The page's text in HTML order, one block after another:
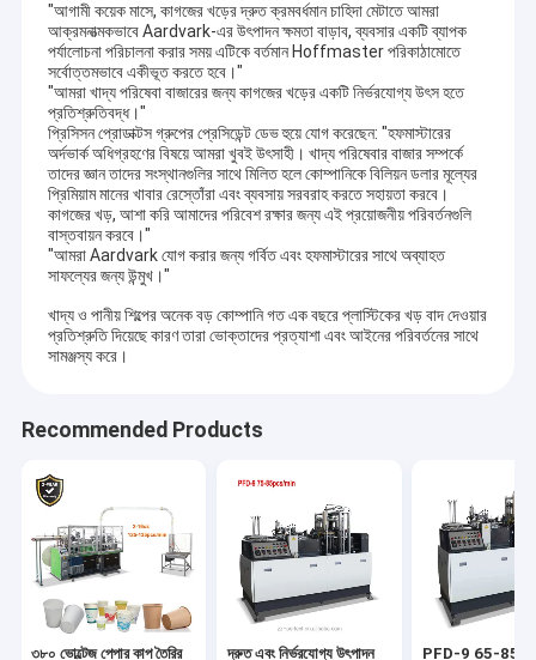
"আগামী কয়েক মাসে, কাগজের খড়ের দ্রুত ক্রমবর্ধমান চাহিদা মেটাতে আমরা
আক্রমনাত্মকভাবে Aardvark-এর উৎপাদন ক্ষমতা বাড়াব, ব্যবসার একটি ব্যাপক
পর্যালোচনা পরিচালনা করার সময় এটিকে বর্তমান Hoffmaster পরিকাঠামোতে
সর্বোত্তমভাবে একীভূত করতে হবে।"
"আমরা খাদ্য পরিষেবা বাজারের জন্য কাগজের খড়ের একটি নির্ভরযোগ্য উৎস হতে
প্রতিশ্রুতিবদ্ধ।"
প্রিসিসন প্রোডাক্টস গ্রুপের প্রেসিডেন্ট ডেভ হুয়ে যোগ করেছেন: "হফমাস্টারের
অর্দভার্ক অধিগ্রহণের বিষয়ে আমরা খুবই উৎসাহী। খাদ্য পরিষেবার বাজার সম্পর্কে
তাদের জ্ঞান তাদের সংস্থানগুলির সাথে মিলিত হলে কোম্পানিকে বিলিয়ন ডলার মূল্যের
প্রিমিয়াম মানের খাবার রেস্তোঁরা এবং ব্যবসায় সরবরাহ করতে সহায়তা করবে।
কাগজের খড়, আশা করি আমাদের পরিবেশ রক্ষার জন্য এই প্রয়োজনীয় পরিবর্তনগুলি
বাস্তবায়ন করবে।"
"আমরা Aardvark যোগ করার জন্য গর্বিত এবং হফমাস্টারের সাথে অব্যাহত
সাফল্যের জন্য উন্মুখ।"
খাদ্য ও পানীয় শিল্পের অনেক বড় কোম্পানি গত এক বছরে প্লাস্টিকের খড় বাদ দেওয়ার
প্রতিশ্রুতি দিয়েছে কারণ তারা ভোক্তাদের প্রত্যাশা এবং আইনের পরিবর্তনের সাথে
সামঞ্জস্য করে।
Recommended Products
৩৮০ ভোল্টেজ পেপার কাপ তৈরির দ্রুত এবং নির্ভরযোগ্য উৎপাদন PFD-9 65-85